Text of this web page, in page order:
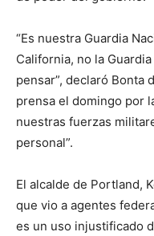
“Es nuestra Guardia
California, no la
pensar”, declaró Bonta
prensa el domingo por
nuestras fuerzas
personal”.
El alcalde de Portland,
que vio a agentes
es un uso injustificado